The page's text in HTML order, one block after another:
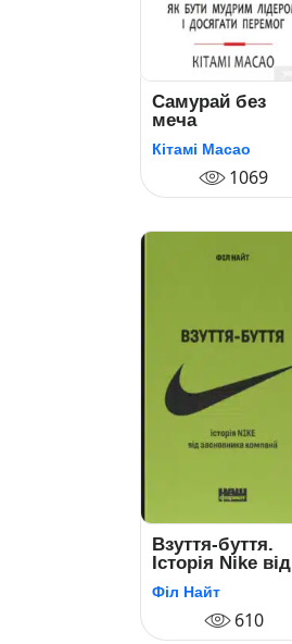
Самурай без
меча
Кітамі Масао
1069
Взуття-буття.
Історія Nike від
засновника
компанії
Філ Найт
610